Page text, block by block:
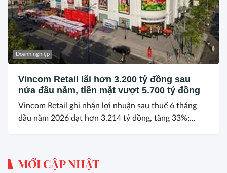
Doanh nghiệp
Vincom Retail lãi hơn 3.200 tỷ đồng sau
nửa đầu năm, tiền mặt vượt 5.700 tỷ đồng
Vincom Retail ghi nhận lợi nhuận sau thuế 6 tháng
đầu năm 2026 đạt hơn 3.214 tỷ đồng, tăng 33%;...
MỚI CẬP NHẬT